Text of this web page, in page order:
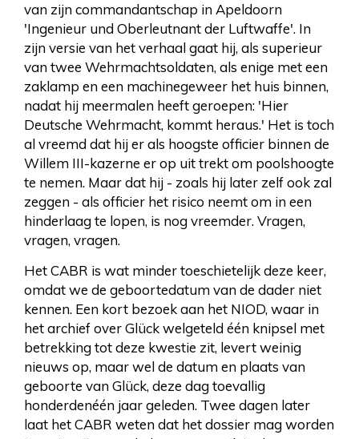
van zijn commandantschap in Apeldoorn
'Ingenieur und Oberleutnant der Luftwaffe'. In
zijn versie van het verhaal gaat hij, als superieur
van twee Wehrmachtsoldaten, als enige met een
zaklamp en een machinegeweer het huis binnen,
nadat hij meermalen heeft geroepen: 'Hier
Deutsche Wehrmacht, kommt heraus.' Het is toch
al vreemd dat hij er als hoogste officier binnen de
Willem III-kazerne er op uit trekt om poolshoogte
te nemen. Maar dat hij - zoals hij later zelf ook zal
zeggen - als officier het risico neemt om in een
hinderlaag te lopen, is nog vreemder. Vragen,
vragen, vragen.
Het CABR is wat minder toeschietelijk deze keer,
omdat we de geboortedatum van de dader niet
kennen. Een kort bezoek aan het NIOD, waar in
het archief over Glück welgeteld één knipsel met
betrekking tot deze kwestie zit, levert weinig
nieuws op, maar wel de datum en plaats van
geboorte van Glück, deze dag toevallig
honderdenéén jaar geleden. Twee dagen later
laat het CABR weten dat het dossier mag worden